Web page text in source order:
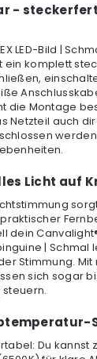
-
LED-Bild |
ein komplett
die Montage
Netzteil auch
Licht auf
dein Canvalight®
| Schmal
Stimmung. Mit
sich sogar
Du kannst